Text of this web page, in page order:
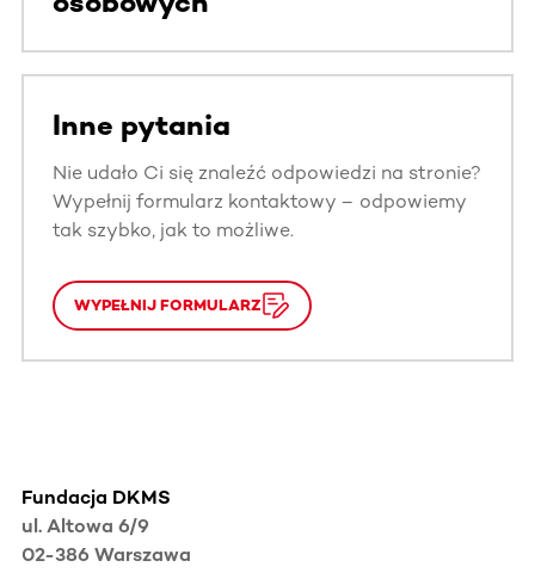
Inne pytania
Nie udało Ci się znaleźć odpowiedzi na stronie?
Wypełnij formularz kontaktowy – odpowiemy
tak szybko, jak to możliwe.
WYPEŁNIJ FORMULARZ
Fundacja DKMS
ul. Altowa 6/9
02-386 Warszawa